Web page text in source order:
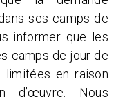
ses camps de
informer que les
camps de jour de
limitées en raison
d’œuvre. Nous